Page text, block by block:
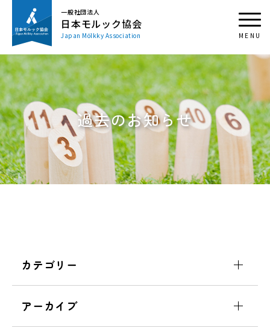
一般社団法人
日本モルック協会
Japan Mölkky Association
過去のお知らせ
カテゴリー
アーカイブ